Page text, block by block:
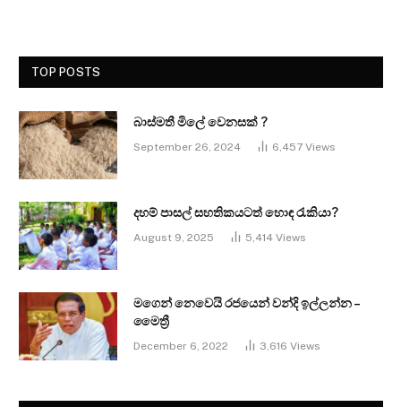
TOP POSTS
බාස්මතී මිලේ වෙනසක් ?
September 26, 2024 6,457 Views
දහම් පාසල් සහතිකයටත් හොඳ රැකියා?
August 9, 2025 5,414 Views
මගෙන් නෙවෙයි රජයෙන් වන්දි ඉල්ලන්න –
මෛත්‍රී
December 6, 2022 3,616 Views